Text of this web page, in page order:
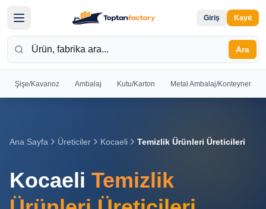
Giriş Kayıt
Ara
Şişe/Kavanoz Ambalaj Kutu/Karton Metal Ambalaj/Konteyner
Giriş yapın
Giriş
Yap
Ol
Ana Sayfa Üreticiler Kocaeli Temizlik Ürünleri Üreticileri
Kocaeli Temizlik